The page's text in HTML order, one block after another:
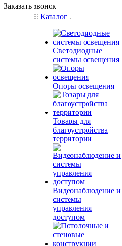
Заказать звонок
Каталог
Светодиодные
системы освещения
Опоры освещения
Товары для
благоустройства
территории
Видеонаблюдение и
системы
управления
доступом